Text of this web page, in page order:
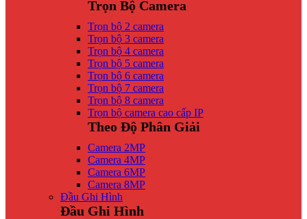
Trọn Bộ Camera
Trọn bộ 2 camera
Trọn bộ 3 camera
Trọn bộ 4 camera
Trọn bộ 5 camera
Trọn bộ 6 camera
Trọn bộ 7 camera
Trọn bộ 8 camera
Trọn bộ camera cao cấp IP
Theo Độ Phân Giải
Camera 2MP
Camera 4MP
Camera 6MP
Camera 8MP
Đầu Ghi Hình
Đầu Ghi Hình